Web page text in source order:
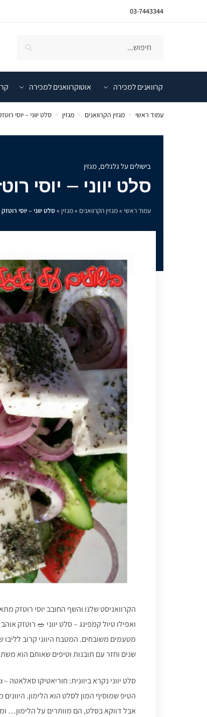
03-7443344
קרוואנים למכירה אוטוקרוואנים למכירה
עמוד ראשי » מגזין הקרוואנים » מגזין » סלט יווני – יוסי
בישולים על גלגלים, מגזין
סלט יווני – יוסי
עמוד ראשי »מגזין הקרוואנים »מגזין »סלט יווני – יוסי רוטזק
הקרוואניסט שלנו והשף החובב יוסי רוטזק
מטעמים משובחים. המטבח היווני קרוב
שנים וחזר עם תובנות וטיפים שאותם הוא
סלט יווני נקרא ביוונית: חוריאטיקו סאלאטה – Χωριάτικη Σαλάτα.
הטיפ שמוסיף המון לסלט הוא הלימון.
אבל דווקא בסלט, הם מוותרים על הלימון…